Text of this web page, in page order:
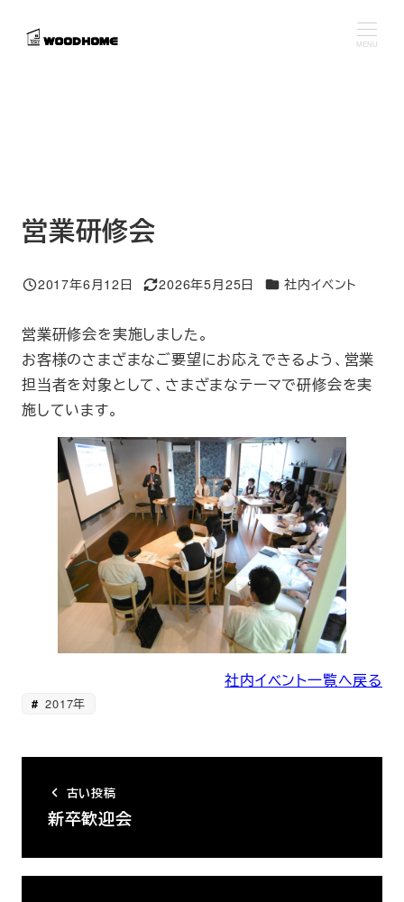
MENU
営業研修会
投稿日
2017年6月12日
更新日
2026年5月25日 カテゴリー
社内イベント
営業研修会を実施しました。
お客様のさまざまなご要望にお応えできるよう、営業
担当者を対象として、さまざまなテーマで研修会を実
施しています。
社内イベント一覧へ戻る
2017年
古い投稿
新卒歓迎会